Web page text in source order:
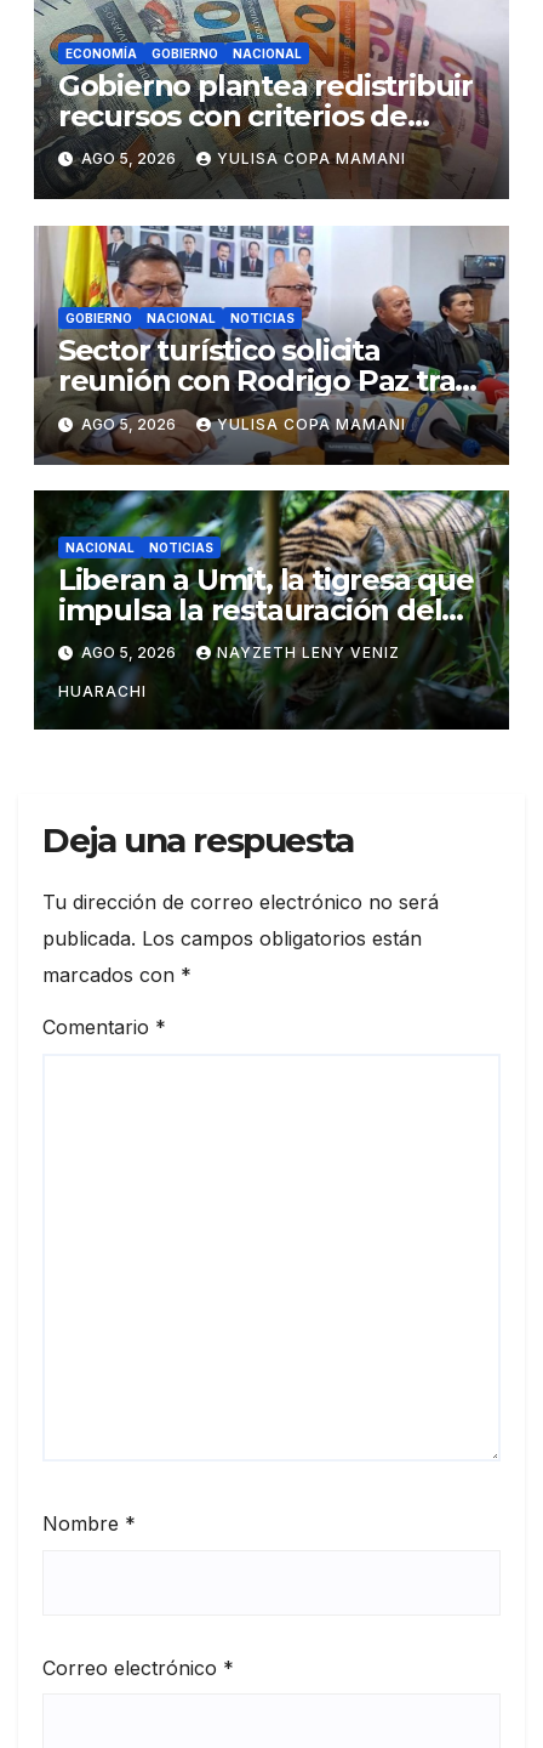
ECONOMÍA GOBIERNO NACIONAL
Gobierno plantea redistribuir
recursos con criterios de
eficiencia y esfuerzo fiscal
AGO 5, 2026 YULISA COPA MAMANI
GOBIERNO NACIONAL NOTICIAS
Sector turístico solicita
reunión con Rodrigo Paz tras
cambios en la administración
del turismo
AGO 5, 2026 YULISA COPA MAMANI
NACIONAL NOTICIAS
Liberan a Umit, la tigresa que
impulsa la restauración del
tigre del Caspio
AGO 5, 2026 NAYZETH LENY VENIZ
HUARACHI
Deja una respuesta
Tu dirección de correo electrónico no será
publicada. Los campos obligatorios están
marcados con *
Comentario *
Nombre *
Correo electrónico *